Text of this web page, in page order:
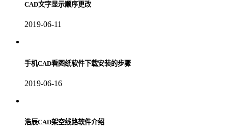
CAD文字显示顺序更改
2019-06-11
手机CAD看图纸软件下载安装的步骤
2019-06-16
浩辰CAD架空线路软件介绍